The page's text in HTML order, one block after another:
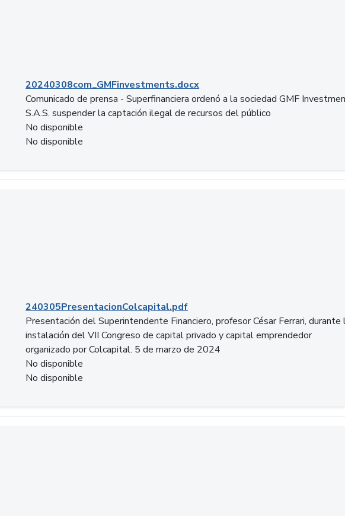
20240308com_GMFinvestments.docx
Comunicado de prensa - Superfinanciera ordenó a la sociedad GMF
S.A.S. suspender la captación ilegal de recursos del público
No disponible
No disponible
240305PresentacionColcapital.pdf
Presentación del Superintendente Financiero, profesor César Ferrari, durante
instalación del VII Congreso de capital privado y capital emprendedor
organizado por Colcapital. 5 de marzo de 2024
No disponible
No disponible